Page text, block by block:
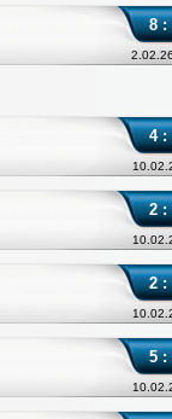
8 :
4 :
2 :
2 :
5 :